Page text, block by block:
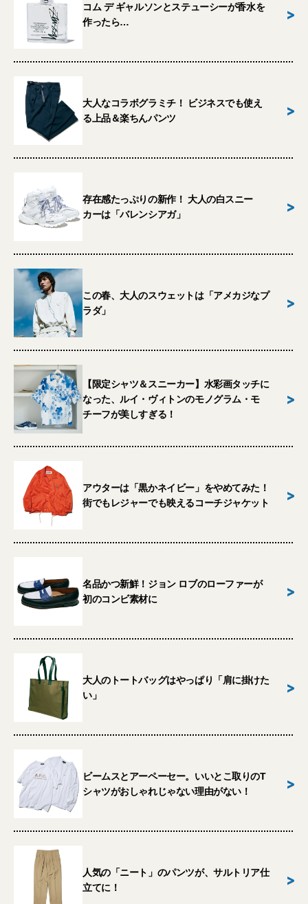
コム デ ギャルソンとステューシーが香水を
作ったら…
>
大人なコラボグラミチ！ ビジネスでも使え
る上品＆楽ちんパンツ
>
存在感たっぷりの新作！ 大人の白スニー
カーは「バレンシアガ」
>
この春、大人のスウェットは「アメカジなプ
ラダ」
>
【限定シャツ＆スニーカー】水彩画タッチに
なった、ルイ・ヴィトンのモノグラム・モ
チーフが美しすぎる！
>
アウターは「黒かネイビー」をやめてみた！
街でもレジャーでも映えるコーチジャケット
>
名品かつ新鮮！ジョン ロブのローファーが
初のコンビ素材に
>
大人のトートバッグはやっぱり「肩に掛けた
い」
>
ビームスとアーペーセー。いいとこ取りのT
シャツがおしゃれじゃない理由がない！
>
人気の「ニート」のパンツが、サルトリア仕
立てに！
>